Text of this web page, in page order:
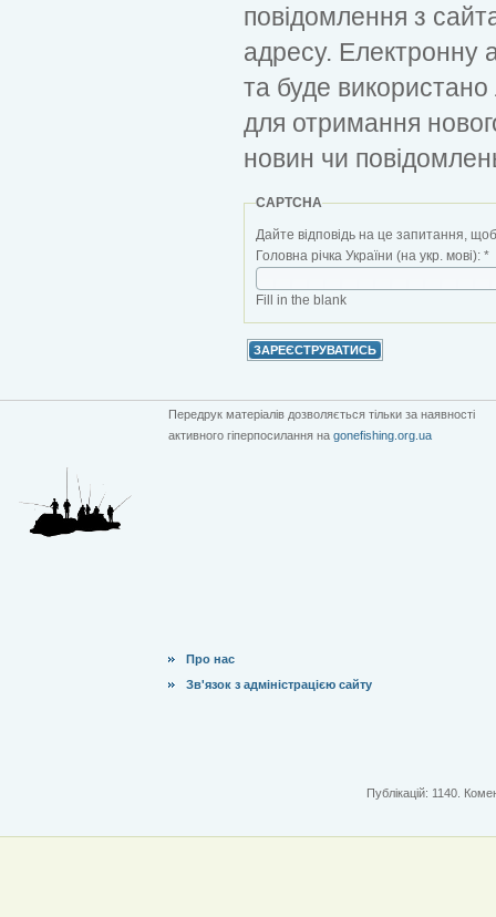
повідомлення з
адресу. Електронну
та буде
для отримання
новин чи
CAPTCHA
Дайте відповідь на це запитання,
Головна річка України (на укр. мові): *
Fill in the blank
Передрук матеріалів дозволяється тільки за наявності
активного гіперпосилання на gonefishing.org.ua
Про нас
Зв'язок з адміністрацією сайту
Публікацій: 1140.